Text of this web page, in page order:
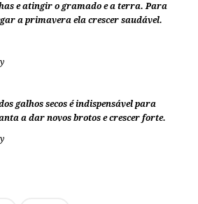
e atingir o gramado e a terra. Para
a primavera ela crescer saudável.
galhos secos é indispensável para
a dar novos brotos e crescer forte.